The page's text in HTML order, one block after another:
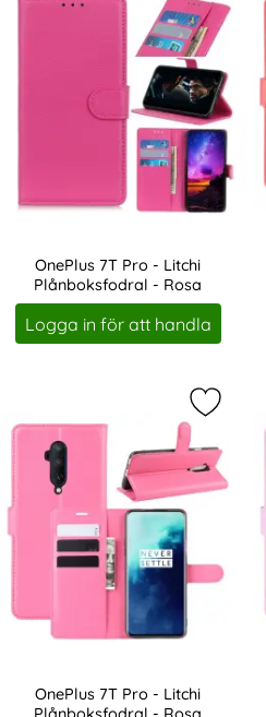
OnePlus 7T Pro - Litchi
Plånboksfodral - Rosa
Art. nr 1406
Logga in för att handla
OnePlus 7T Pro - Litchi